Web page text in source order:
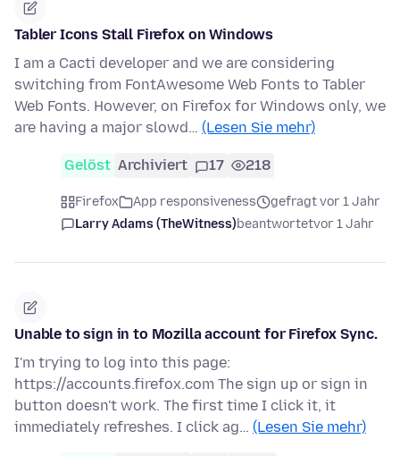
Tabler Icons Stall Firefox on Windows
I am a Cacti developer and we are considering
switching from FontAwesome Web Fonts to Tabler
Web Fonts. However, on Firefox for Windows only, we
are having a major slowd… (Lesen Sie mehr)
Gelöst Archiviert 17 218
Firefox App responsiveness
gefragt vor 1 Jahr
Larry Adams (TheWitness)beantwortetvor 1 Jahr
Unable to sign in to Mozilla account for Firefox Sync.
I'm trying to log into this page:
https://accounts.firefox.com The sign up or sign in
button doesn't work. The first time I click it, it
immediately refreshes. I click ag… (Lesen Sie mehr)